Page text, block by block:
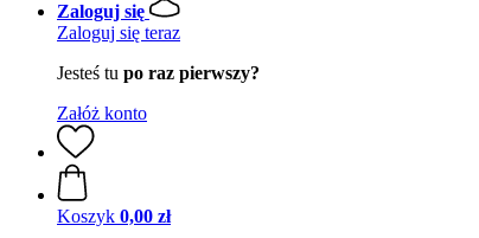
Zaloguj się
Zaloguj się teraz
Jesteś tu po raz pierwszy?
Załóż konto
Koszyk 0,00 zł